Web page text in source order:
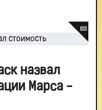
назвал
Марса -